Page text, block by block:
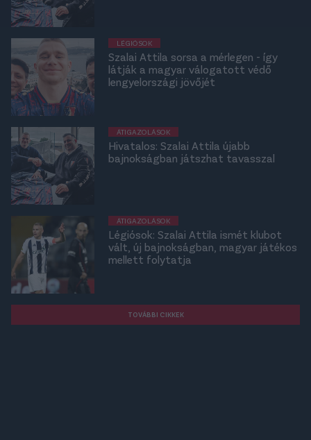
LÉGIÓSOK
Szalai Attila sorsa a mérlegen - így
látják a magyar válogatott védő
lengyelországi jövőjét
ÁTIGAZOLÁSOK
Hivatalos: Szalai Attila újabb
bajnokságban játszhat tavasszal
ÁTIGAZOLÁSOK
Légiósok: Szalai Attila ismét klubot
vált, új bajnokságban, magyar játékos
mellett folytatja
TOVÁBBI CIKKEK